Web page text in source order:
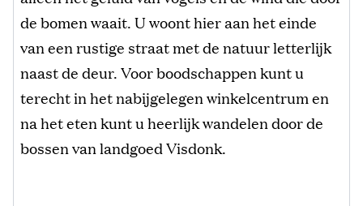
de bomen waait. U woont hier aan het einde
van een rustige straat met de natuur letterlijk
naast de deur. Voor boodschappen kunt u
terecht in het nabijgelegen winkelcentrum en
na het eten kunt u heerlijk wandelen door de
bossen van landgoed Visdonk.